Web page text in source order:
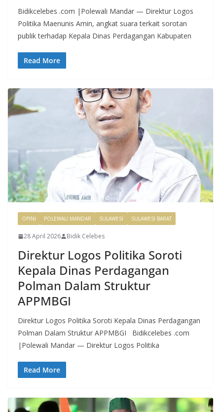
Bidikcelebes .com |Polewali Mandar — Direktur Logos
Politika Maenunis Amin, angkat suara terkait sorotan
publik terhadap Kepala Dinas Perdagangan Kabupaten
Read More
OPINI POLEWALI MANDAR SULAWESI SULAWESI BARAT
28 April 2026 Bidik Celebes
Direktur Logos Politika Soroti
Kepala Dinas Perdagangan
Polman Dalam Struktur
APPMBGI
Direktur Logos Politika Soroti Kepala Dinas Perdagangan
Polman Dalam Struktur APPMBGI Bidikcelebes .com
|Polewali Mandar — Direktur Logos Politika
Read More